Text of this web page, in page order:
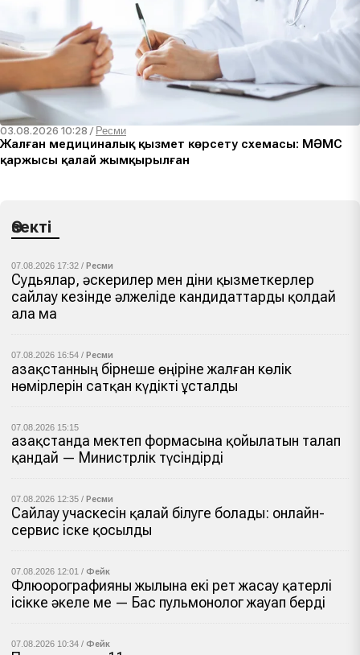
03.08.2026 10:28 / Ресми
Жалған медициналық қызмет көрсету схемасы: МӘМС
қаржысы қалай жымқырылған
Өзекті
07.08.2026 17:32 / Ресми
Судьялар, әскерилер мен діни қызметкерлер
сайлау кезінде әлжеліде кандидаттарды қолдай
ала ма
07.08.2026 16:54 / Ресми
Қазақстанның бірнеше өңіріне жалған көлік
нөмірлерін сатқан күдікті ұсталды
07.08.2026 15:15
Қазақстанда мектеп формасына қойылатын талап
қандай — Министрлік түсіндірді
07.08.2026 12:35 / Ресми
Сайлау учаскесін қалай білуге болады: онлайн-
сервис іске қосылды
07.08.2026 12:01 / Фейк
Флюорографияны жылына екі рет жасау қатерлі
ісікке әкеле ме — Бас пульмонолог жауап берді
07.08.2026 10:34 / Фейк